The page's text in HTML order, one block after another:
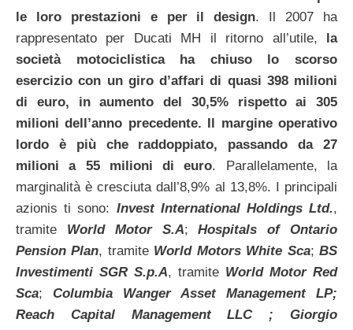
le loro prestazioni e per il design. Il 2007 ha
rappresentato per Ducati MH il ritorno all’utile, la
società motociclistica ha chiuso lo scorso
esercizio con un giro d’affari di quasi 398 milioni
di euro, in aumento del 30,5% rispetto ai 305
milioni dell’anno precedente. Il margine operativo
lordo è più che raddoppiato, passando da 27
milioni a 55 milioni di euro. Parallelamente, la
marginalità è cresciuta dall’8,9% al 13,8%. I principali
azionis ti sono: Invest International Holdings Ltd.,
tramite World Motor S.A;Hospitals of Ontario
Pension Plan, tramite World Motors White Sca;BS
Investimenti SGR S.p.A, tramite World Motor Red
Sca; Columbia Wanger Asset Management LP;
Reach Capital Management LLC ; Giorgio